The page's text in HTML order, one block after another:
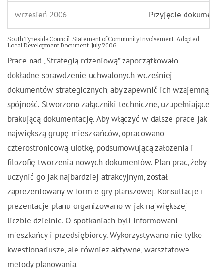
wrzesień 2006 Przyjęcie
South Tyneside Council. Statement of Community Involvement. Adopted
Local Development Document. July 2006
Prace nad „Strategią rdzeniową” zapoczątkowało
dokładne sprawdzenie uchwalonych wcześniej
dokumentów strategicznych, aby zapewnić ich wzajemną
spójność. Stworzono załączniki techniczne, uzupełniające
brakującą dokumentację. Aby włączyć w dalsze prace jak
największą grupę mieszkańców, opracowano
czterostronicową ulotkę, podsumowującą założenia i
filozofię tworzenia nowych dokumentów. Plan prac, żeby
uczynić go jak najbardziej atrakcyjnym, został
zaprezentowany w formie gry planszowej. Konsultacje i
prezentacje planu organizowano w jak największej
liczbie dzielnic. O spotkaniach byli informowani
mieszkańcy i przedsiębiorcy. Wykorzystywano nie tylko
kwestionariusze, ale również aktywne, warsztatowe
metody planowania.